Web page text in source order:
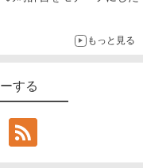
もっと見る
する